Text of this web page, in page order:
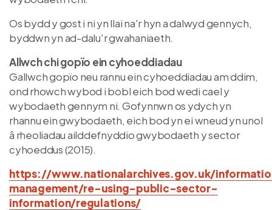
Os bydd y gost i ni yn llai na'r hyn a dalwyd gennych,
byddwn yn ad-dalu'r gwahaniaeth.
Allwch chi gopïo ein cyhoeddiadau
Gallwch gopïo neu rannu ein cyhoeddiadau am ddim,
ond rhowch wybod i bobl eich bod wedi cael y
wybodaeth gennym ni. Gofynnwn os ydych yn
rhannu ein gwybodaeth, eich bod yn ei wneud yn unol
â rheoliadau ailddefnyddio gwybodaeth y sector
cyhoeddus (2015).
https://www.nationalarchives.gov.uk/
management/re-using-public-sector-
information/regulations/